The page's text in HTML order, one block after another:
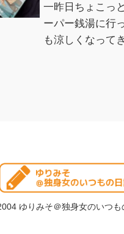
一昨日ちょこっ
ーパー銭湯に行
も涼しくなって
っぱり休憩所は
ゆりみそ＠独身女のいつも